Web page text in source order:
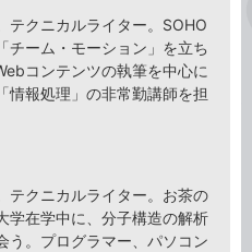
テクニカルライター。SOHO
チーム・モーション」を立ち
コンテンツの執筆を中心に
情報処理」の非常勤講師を担
テクニカルライター。お茶の
学在学中に、分子構造の解析
う。プログラマー、パソコン